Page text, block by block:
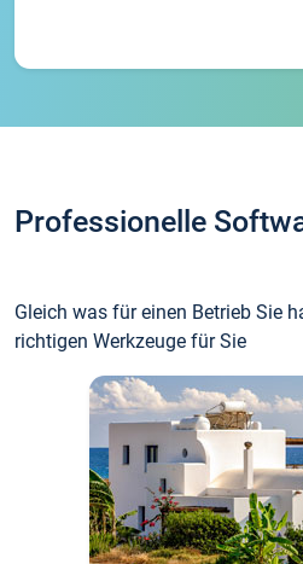
Professionelle
Gleich was für einen Betrieb Sie
richtigen Werkzeuge für Sie